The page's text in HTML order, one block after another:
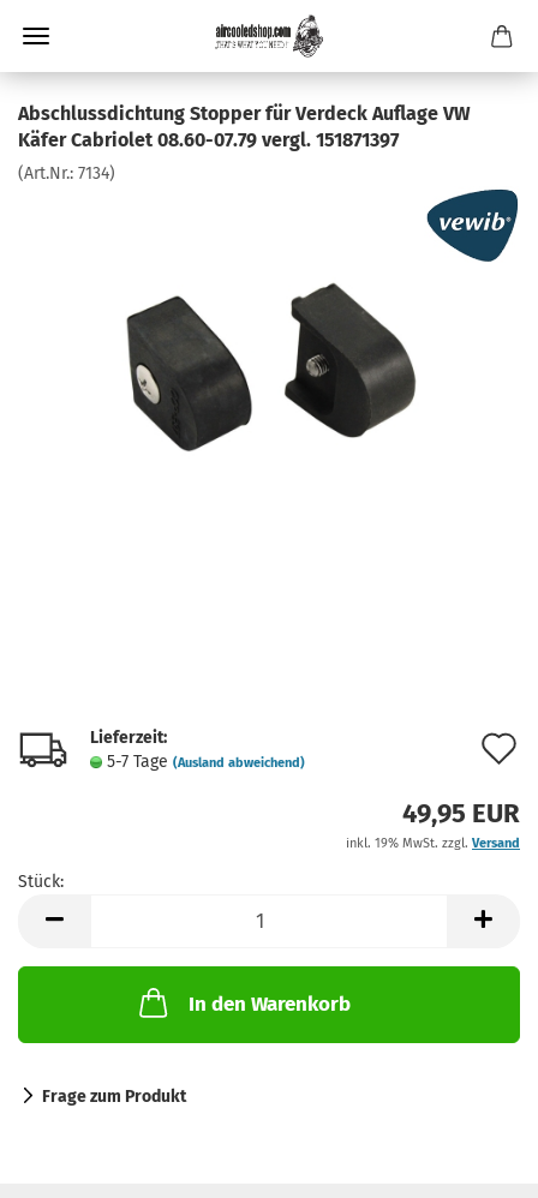
Abschlussdichtung Stopper für Verdeck Auflage VW
Käfer Cabriolet 08.60-07.79 vergl. 151871397
(Art.Nr.: 7134)
Lieferzeit:
5-7 Tage (Ausland abweichend)
49,95 EUR
inkl. 19% MwSt. zzgl. Versand
Stück:
In den Warenkorb
Frage zum Produkt